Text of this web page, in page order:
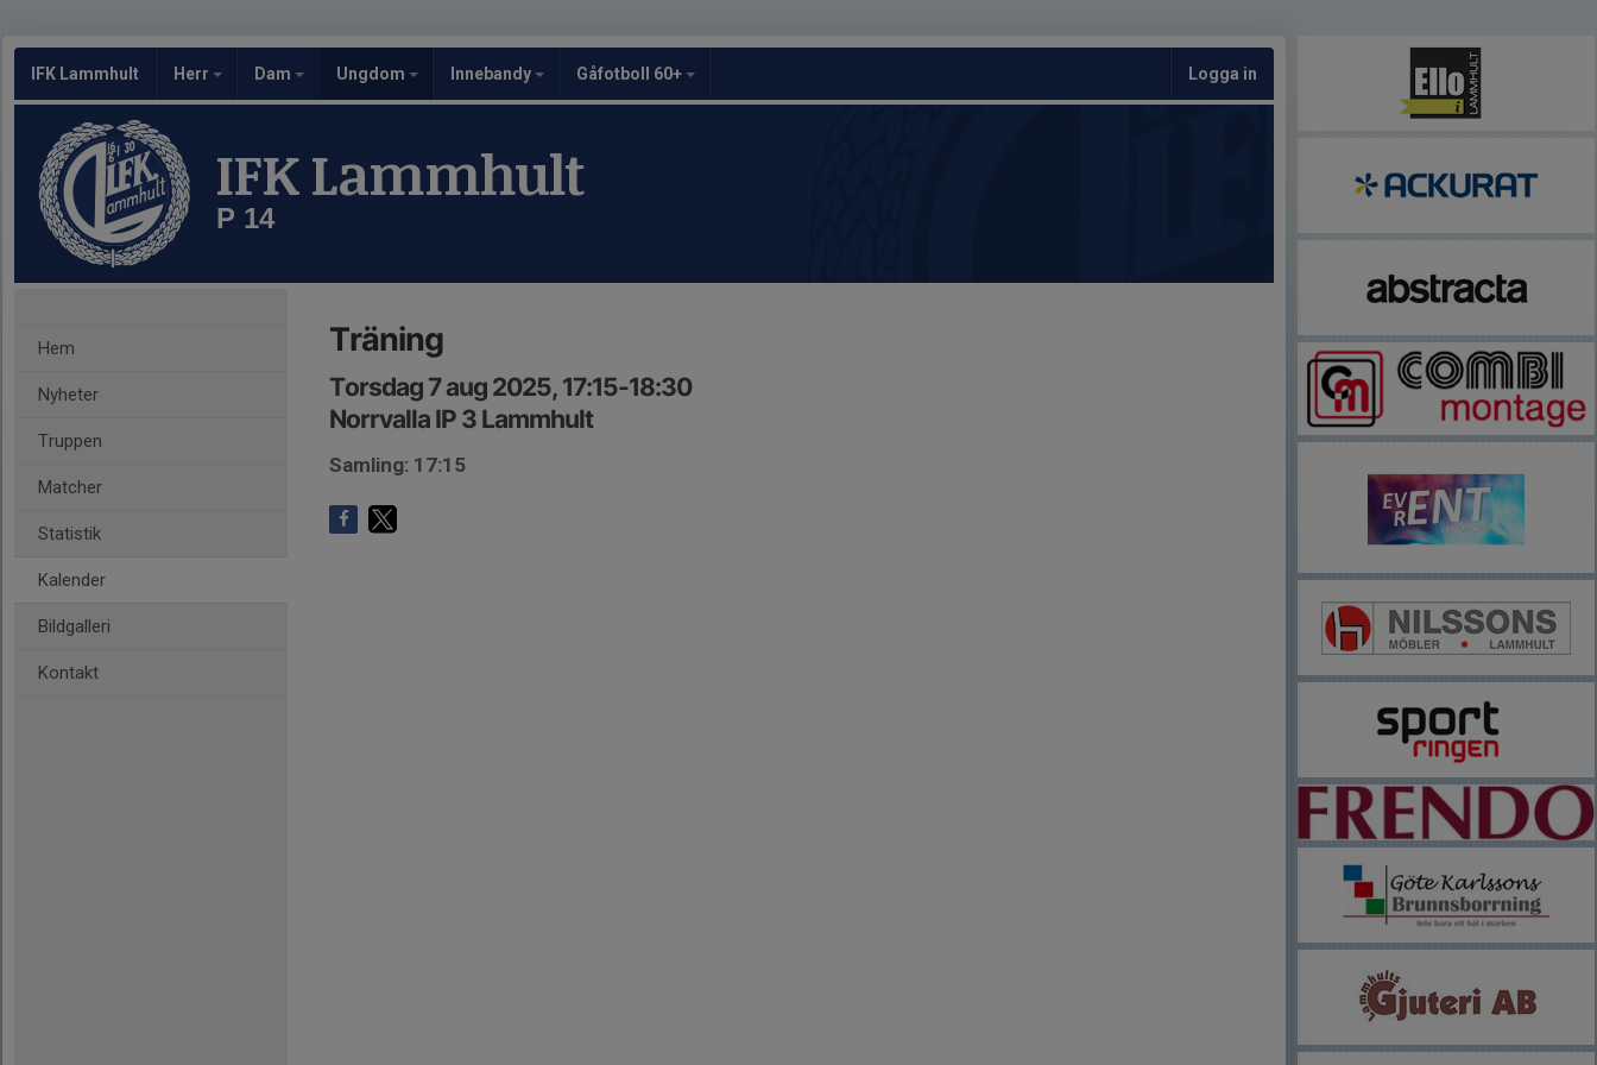
IFK Lammhult Herr Dam Ungdom Innebandy Gåfotboll 60+ Logga in
IFK Lammhult
P 14
Hem
Nyheter
Truppen
Matcher
Statistik
Kalender
Bildgalleri
Kontakt
Träning
Torsdag 7 aug 2025, 17:15-18:30
Norrvalla IP 3 Lammhult
Samling: 17:15